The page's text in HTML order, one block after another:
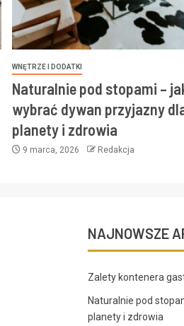
WNĘTRZE I DODATKI
Naturalnie pod stopami –
wybrać dywan przyjazny
planety i zdrowia
9 marca, 2026 Redakcja
NAJNOWSZE
Zalety kontenera
Naturalnie pod
planety i zdrowia